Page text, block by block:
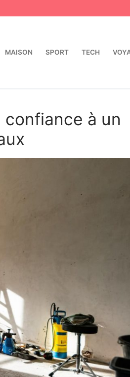
MAISON SPORT TECH
à un